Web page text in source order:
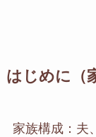
はじめに（
家族構成：夫